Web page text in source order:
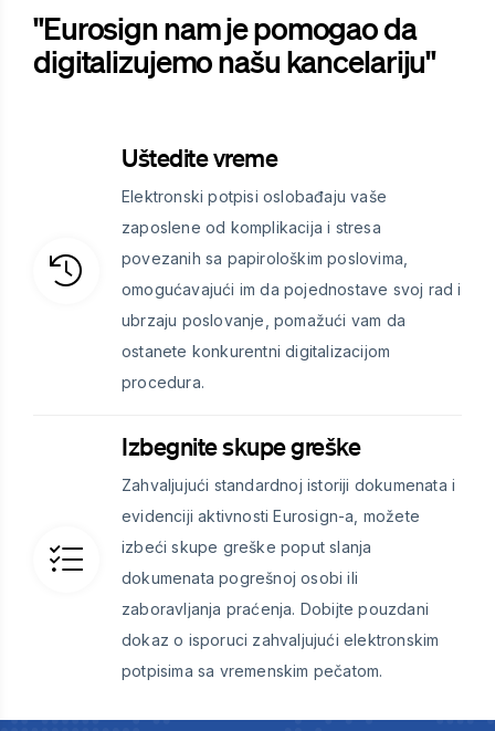
"Eurosign nam je pomogao da
digitalizujemo našu kancelariju"
Uštedite vreme
Elektronski potpisi oslobađaju vaše
zaposlene od komplikacija i stresa
povezanih sa papirološkim poslovima,
omogućavajući im da pojednostave svoj rad i
ubrzaju poslovanje, pomažući vam da
ostanete konkurentni digitalizacijom
procedura.
Izbegnite skupe greške
Zahvaljujući standardnoj istoriji dokumenata i
evidenciji aktivnosti Eurosign-a, možete
izbeći skupe greške poput slanja
dokumenata pogrešnoj osobi ili
zaboravljanja praćenja. Dobijte pouzdani
dokaz o isporuci zahvaljujući elektronskim
potpisima sa vremenskim pečatom.